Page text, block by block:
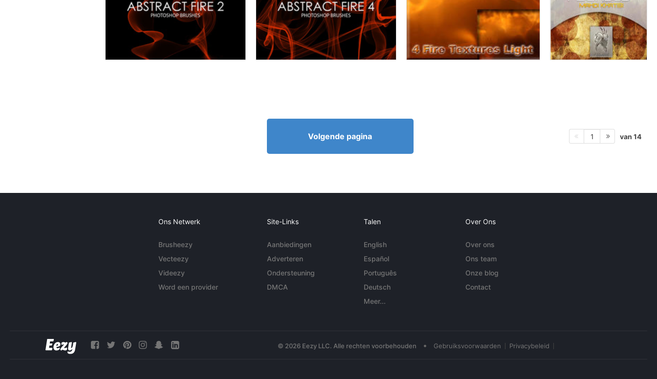
Volgende pagina 1 van 14
Ons Netwerk
Brusheezy
Vecteezy
Videezy
Word een provider
Site-Links
Aanbiedingen
Adverteren
Ondersteuning
DMCA
Talen
English
Español
Português
Deutsch
Meer...
Over Ons
Over ons
Ons team
Onze blog
Contact
© 2026 Eezy LLC. Alle rechten voorbehouden • Gebruiksvoorwaarden Privacybeleid